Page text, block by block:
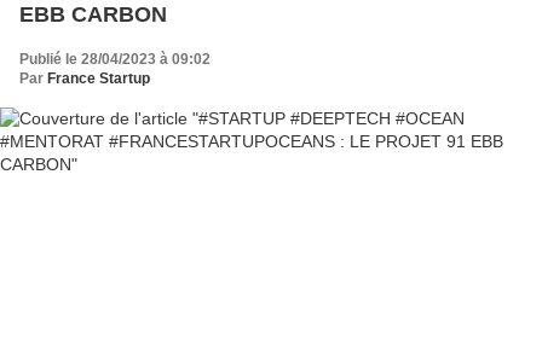
EBB CARBON
Publié le 28/04/2023 à 09:02
Par France Startup